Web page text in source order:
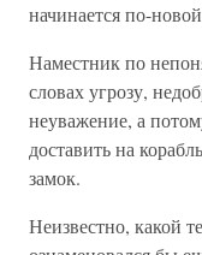
начинается по-
Наместник по
словах угрозу,
неуважение, а
доставить на
замок.
Неизвестно, какой